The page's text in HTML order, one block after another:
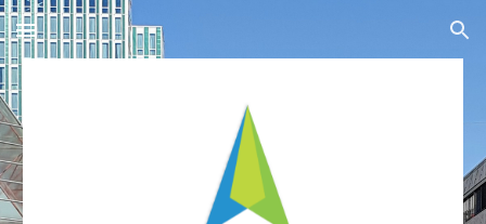
Skip to main content Skip to navigation